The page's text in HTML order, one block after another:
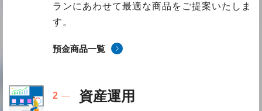
ランにあわせて最適な商品をご提案いたしま
す。
預金商品一覧
資産運用